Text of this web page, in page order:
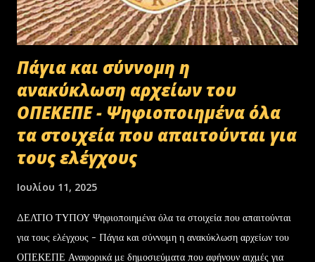
Πάγια και σύννομη η
ανακύκλωση αρχείων του
ΟΠΕΚΕΠΕ - Ψηφιοποιημένα όλα
τα στοιχεία που απαιτούνται για
τους ελέγχους
Ιουλίου 11, 2025
ΔΕΛΤΙΟ ΤΥΠΟΥ Ψηφιοποιημένα όλα τα στοιχεία που απαιτούνται
για τους ελέγχους - Πάγια και σύννομη η ανακύκλωση αρχείων του
ΟΠΕΚΕΠΕ Αναφορικά με δημοσιεύματα που αφήνουν αιχμές για